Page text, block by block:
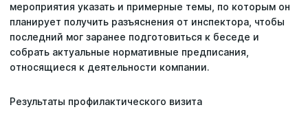
мероприятия указать и примерные темы, по которым он
планирует получить разъяснения от инспектора, чтобы
последний мог заранее подготовиться к беседе и
собрать актуальные нормативные предписания,
относящиеся к деятельности компании.
Результаты профилактического визита